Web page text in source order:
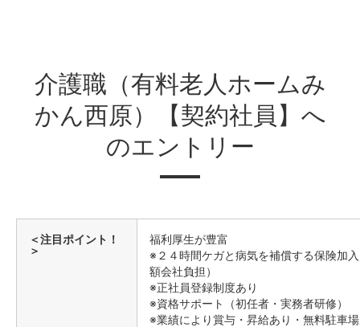
介護職（有料老人ホームみ
かん西原）【契約社員】へ
のエントリー
＜注目ポイント！
＞
福利厚生が豊富
※２４時間ケガと病気を補償する保険加
額会社負担）
※正社員登録制度あり
※資格サポート（初任者・実務者研修）
※業績により賞与・昇給あり・無料駐車